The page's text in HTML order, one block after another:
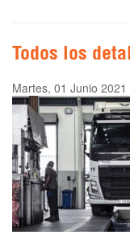
Todos los
Martes, 01 Junio 2021